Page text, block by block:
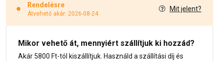
Rendelésre
Átvehető akár: 2026-08-24
Mit jelent?
Mikor vehető át, mennyiért szállítjuk ki hozzád?
Akár 5800 Ft-tól kiszállítjuk. Használd a szállítási díj és